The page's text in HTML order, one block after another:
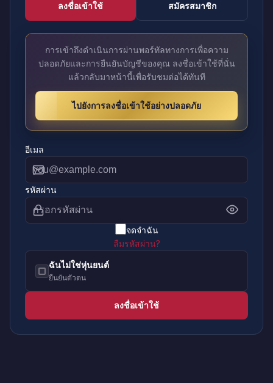
ลงชื่อเข้าใช้ สมัครสมาชิก
การเข้าถึงดำเนินการผ่านพอร์ทัลทางการเพื่อความ
ปลอดภัยและการยืนยันบัญชีของคุณ ลงชื่อเข้าใช้ที่นั่น
แล้วกลับมาหน้านี้เพื่อรับชมต่อได้ทันที
ไปยังการลงชื่อเข้าใช้อย่างปลอดภัย
อีเมล
รหัสผ่าน
จดจำฉัน
ลืมรหัสผ่าน?
ฉันไม่ใช่หุ่นยนต์
ยืนยันตัวตน
ลงชื่อเข้าใช้